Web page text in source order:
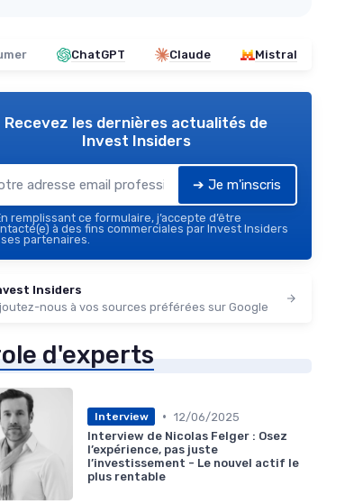
ChatGPT Claude Mistral
Recevez les dernières actualités de
Invest Insiders
➔ Je m'inscris
remplissant ce formulaire, j’accepte d’être
à des fins commerciales par Invest Insiders
partenaires.
Insiders
nous à vos sources préférées sur Google
d'experts
Interview • 12/06/2025
Interview de Nicolas Felger : Osez
l’expérience, pas juste
l’investissement - Le nouvel actif le
plus rentable